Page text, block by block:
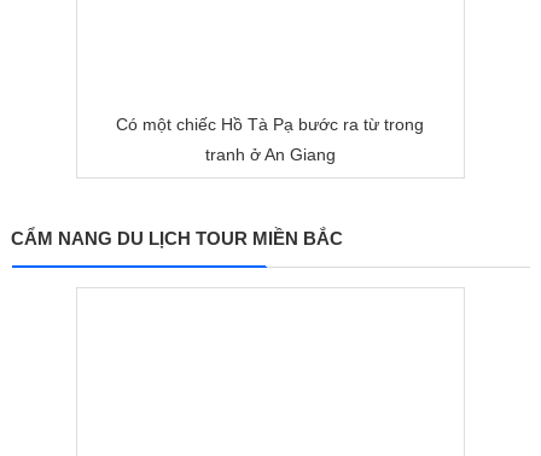
Có một chiếc Hồ Tà Pạ bước ra từ trong
tranh ở An Giang
CẨM NANG DU LỊCH TOUR MIỀN BẮC